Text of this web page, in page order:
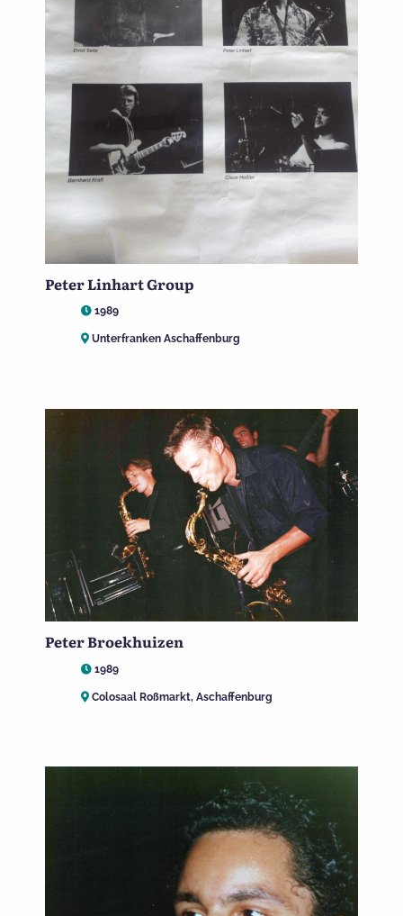
Peter Linhart Group
1989
Unterfranken Aschaffenburg
Peter Broekhuizen
1989
Colosaal Roßmarkt, Aschaffenburg